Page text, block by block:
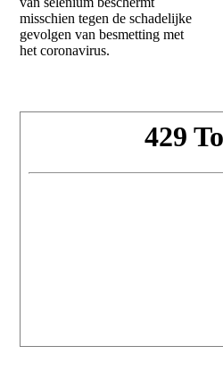
misschien tegen de schadelijke
gevolgen van besmetting met
het coronavirus.